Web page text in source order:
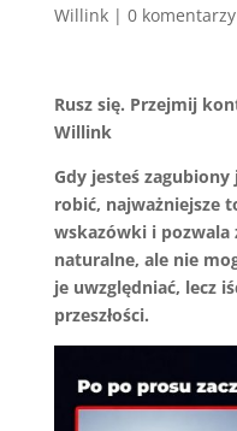
Willink| 0 komentarzy
Rusz się. Przejmij
Willink
Gdy jesteś
robić, najważniejsze
wskazówki i pozwala
naturalne, ale nie
je uwzględniać, lecz
przeszłości.